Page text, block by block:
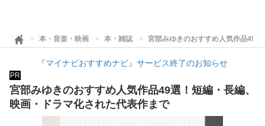
本・音楽・映画 本・雑誌 宮部みゆきのおすすめ人気作品49
『マイナビおすすめナビ』サービス終了のお知らせ
PR
宮部みゆきのおすすめ人気作品49選！短編・長編、
映画・ドラマ化された代表作まで